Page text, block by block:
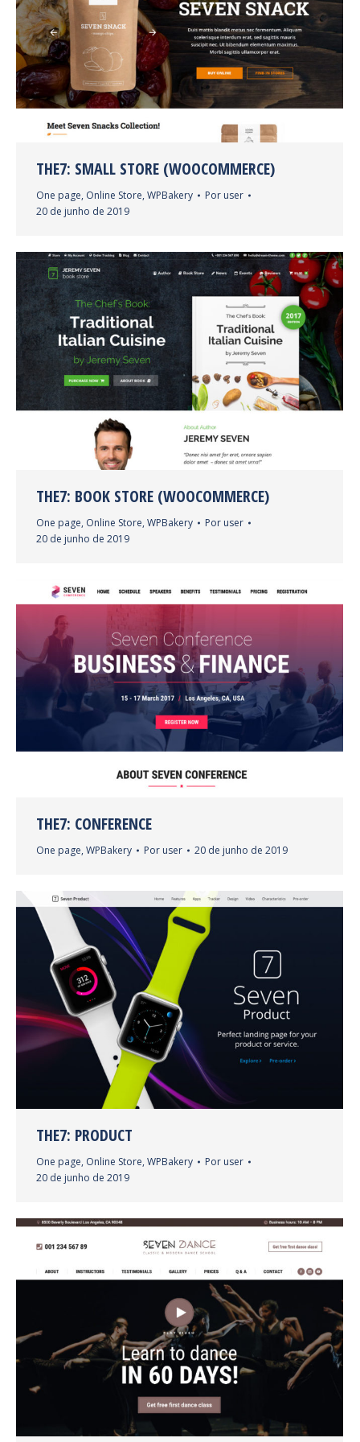
THE7: SMALL STORE (WOOCOMMERCE)
One page, Online Store, WPBakery Por user
20 de junho de 2019
THE7: BOOK STORE (WOOCOMMERCE)
One page, Online Store, WPBakery Por user
20 de junho de 2019
THE7: CONFERENCE
One page, WPBakery Por user 20 de junho de 2019
THE7: PRODUCT
One page, Online Store, WPBakery Por user
20 de junho de 2019